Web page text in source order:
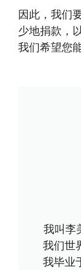
因此，我们
少地捐款，
我们希望您
我叫李
我们世
我毕业